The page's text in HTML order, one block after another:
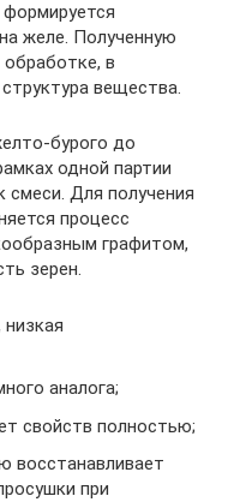
желе. Полученную
в
вещества.
бурого до
одной партии
Для получения
процесс
графитом,
зерен.
аналога;
свойств полностью;
восстанавливает
при